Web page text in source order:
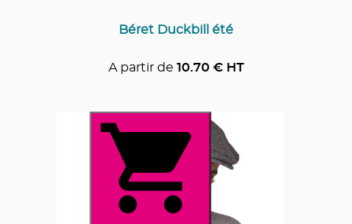
Béret Duckbill été
A partir de 10.70 € HT